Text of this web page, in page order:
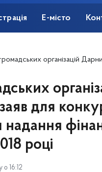
Е-місто
району! Триває подача заяв для конкурсного відбору громадських організацій для надання фінансової підтримки з бюджету міста
для
надання
році
о 16:12